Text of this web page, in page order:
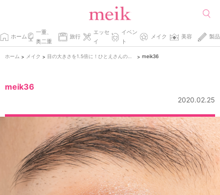
ホーム
一重、
奥二重
旅行
エッセ
イ
イベン
ト
メイク 美容 製品
ホーム > メイク > > meik36
meik36
2020.02.25